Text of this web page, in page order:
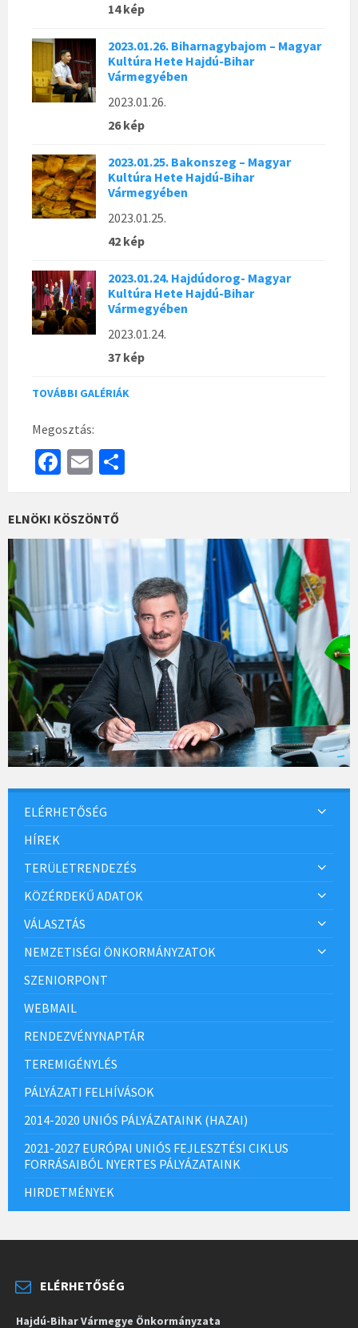
14 kép
2023.01.26. Biharnagybajom – Magyar
Kultúra Hete Hajdú-Bihar
Vármegyében
2023.01.26.
26 kép
2023.01.25. Bakonszeg – Magyar
Kultúra Hete Hajdú-Bihar
Vármegyében
2023.01.25.
42 kép
2023.01.24. Hajdúdorog- Magyar
Kultúra Hete Hajdú-Bihar
Vármegyében
2023.01.24.
37 kép
TOVÁBBI GALÉRIÁK
Megosztás:
Fa
ce
b
o
o
k
E
m
ai
h
e
ELNÖKI KÖSZÖNTŐ
ELÉRHETŐSÉG
HÍREK
TERÜLETRENDEZÉS
KÖZÉRDEKŰ ADATOK
VÁLASZTÁS
NEMZETISÉGI ÖNKORMÁNYZATOK
SZENIORPONT
WEBMAIL
RENDEZVÉNYNAPTÁR
TEREMIGÉNYLÉS
PÁLYÁZATI FELHÍVÁSOK
2014-2020 UNIÓS PÁLYÁZATAINK (HAZAI)
2021-2027 EURÓPAI UNIÓS FEJLESZTÉSI CIKLUS
FORRÁSAIBÓL NYERTES PÁLYÁZATAINK
HIRDETMÉNYEK
ELÉRHETŐSÉG
Hajdú-Bihar Vármegye Önkormányzata